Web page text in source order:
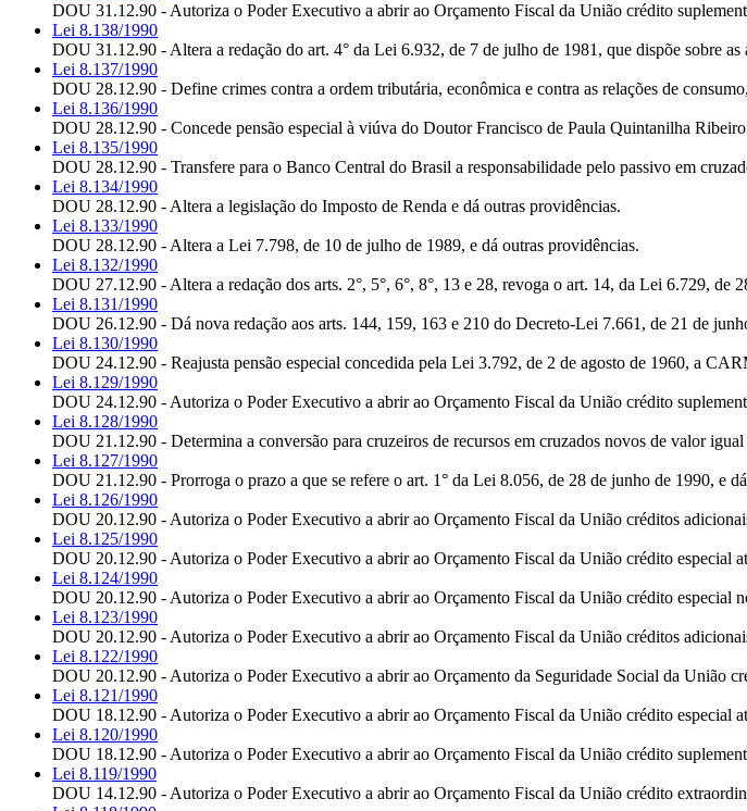
DOU 31.12.90 - Autoriza o Poder Executivo a abrir ao Orçamento Fiscal da União crédito
Lei 8.138/1990
DOU 31.12.90 - Altera a redação do art. 4° da Lei 6.932, de 7 de julho de 1981, que dispõe sobre
Lei 8.137/1990
DOU 28.12.90 - Define crimes contra a ordem tributária, econômica e contra as relações de
Lei 8.136/1990
DOU 28.12.90 - Concede pensão especial à viúva do Doutor Francisco de Paula Quintanilha
Lei 8.135/1990
DOU 28.12.90 - Transfere para o Banco Central do Brasil a responsabilidade pelo passivo em
Lei 8.134/1990
DOU 28.12.90 - Altera a legislação do Imposto de Renda e dá outras providências.
Lei 8.133/1990
DOU 28.12.90 - Altera a Lei 7.798, de 10 de julho de 1989, e dá outras providências.
Lei 8.132/1990
DOU 27.12.90 - Altera a redação dos arts. 2°, 5°, 6°, 8°, 13 e 28, revoga o art. 14, da Lei 6.729, de
Lei 8.131/1990
DOU 26.12.90 - Dá nova redação aos arts. 144, 159, 163 e 210 do Decreto-Lei 7.661, de 21 de
Lei 8.130/1990
DOU 24.12.90 - Reajusta pensão especial concedida pela Lei 3.792, de 2 de agosto de 1960, a
Lei 8.129/1990
DOU 24.12.90 - Autoriza o Poder Executivo a abrir ao Orçamento Fiscal da União crédito
Lei 8.128/1990
DOU 21.12.90 - Determina a conversão para cruzeiros de recursos em cruzados novos de valor
Lei 8.127/1990
DOU 21.12.90 - Prorroga o prazo a que se refere o art. 1° da Lei 8.056, de 28 de junho de 1990, e
Lei 8.126/1990
DOU 20.12.90 - Autoriza o Poder Executivo a abrir ao Orçamento Fiscal da União créditos
Lei 8.125/1990
DOU 20.12.90 - Autoriza o Poder Executivo a abrir ao Orçamento Fiscal da União crédito especial
Lei 8.124/1990
DOU 20.12.90 - Autoriza o Poder Executivo a abrir ao Orçamento Fiscal da União crédito especial
Lei 8.123/1990
DOU 20.12.90 - Autoriza o Poder Executivo a abrir ao Orçamento Fiscal da União créditos
Lei 8.122/1990
DOU 20.12.90 - Autoriza o Poder Executivo a abrir ao Orçamento da Seguridade Social da União
Lei 8.121/1990
DOU 18.12.90 - Autoriza o Poder Executivo a abrir ao Orçamento Fiscal da União crédito especial
Lei 8.120/1990
DOU 18.12.90 - Autoriza o Poder Executivo a abrir ao Orçamento Fiscal da União crédito
Lei 8.119/1990
DOU 14.12.90 - Autoriza o Poder Executivo a abrir ao Orçamento Fiscal da União crédito